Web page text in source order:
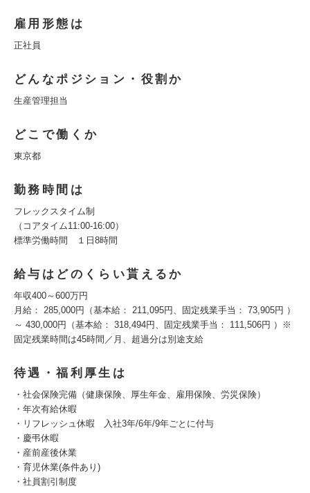
雇用形態は
正社員
どんなポジション・役割か
生産管理担当
どこで働くか
東京都
勤務時間は
フレックスタイム制
（コアタイム11:00-16:00）
標準労働時間 １日8時間
給与はどのくらい貰えるか
年収400～600万円
月給： 285,000円（基本給： 211,095円、固定残業手当： 73,905円 ）
～ 430,000円（基本給： 318,494円、固定残業手当： 111,506円 ）※
固定残業時間は45時間／月、超過分は別途支給
待遇・福利厚生は
・社会保険完備（健康保険、厚生年金、雇用保険、労災保険）
・年次有給休暇
・リフレッシュ休暇 入社3年/6年/9年ごとに付与
・慶弔休暇
・産前産後休業
・育児休業(条件あり)
・社員割引制度